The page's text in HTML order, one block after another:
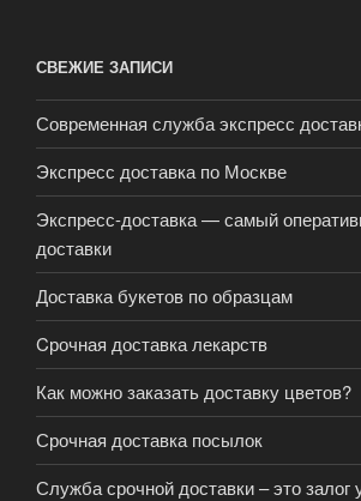
СВЕЖИЕ ЗАПИСИ
Современная служба экспресс
Экспресс доставка по Москве
Экспресс-доставка — самый
доставки
Доставка букетов по образцам
Cрочная доставка лекарств
Как можно заказать доставку цветов?
Срочная доставка посылок
Служба срочной доставки – это залог